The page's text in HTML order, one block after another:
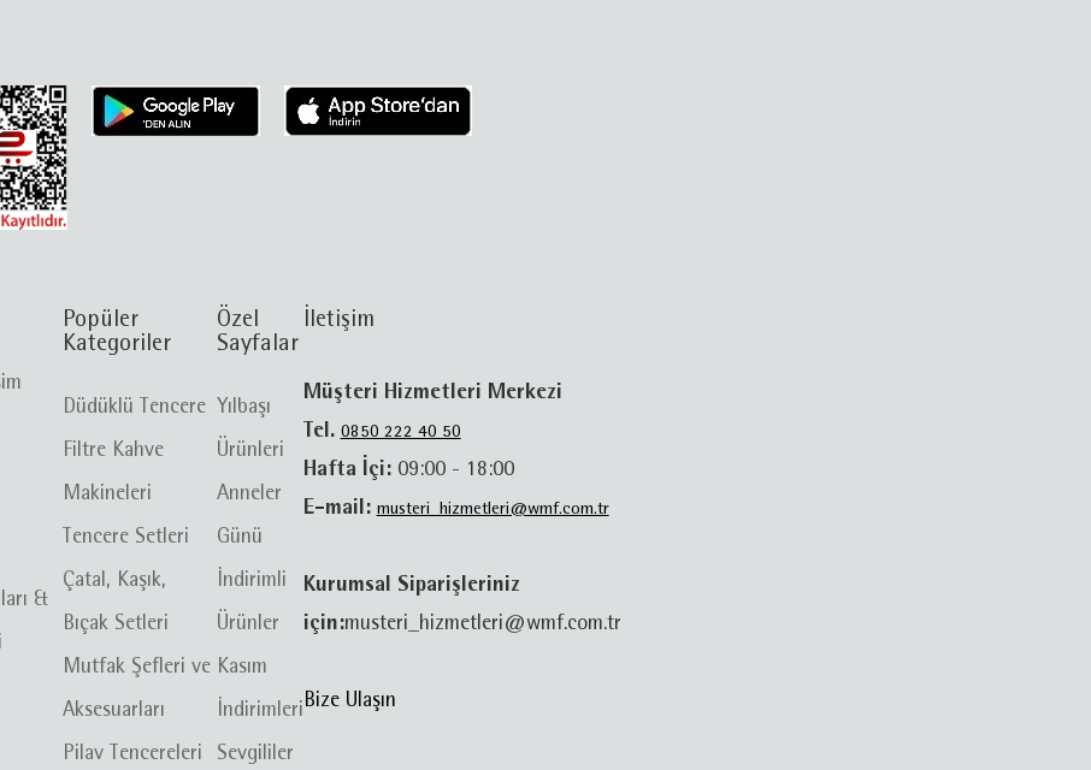
&
Popüler
Kategoriler
Düdüklü Tencere
Filtre Kahve
Makineleri
Tencere Setleri
Çatal, Kaşık,
Bıçak Setleri
Mutfak Şefleri ve
Aksesuarları
Pilav Tencereleri
Özel
Sayfalar
Yılbaşı
Ürünleri
Anneler
Günü
İndirimli
Ürünler
Kasım
İndirimleri
Sevgililer
İletişim
Müşteri Hizmetleri Merkezi
Tel. 0850 222 40 50
Hafta İçi: 09:00 - 18:00
E-mail: musteri_hizmetleri@wmf.com.tr
Kurumsal Siparişleriniz
için:musteri_hizmetleri@wmf.com.tr
Bize Ulaşın